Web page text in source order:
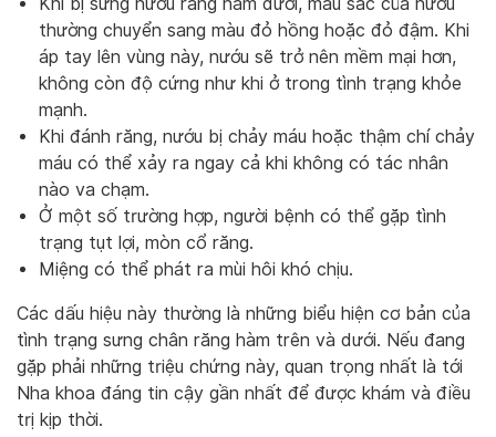
Khi bị sưng nướu răng hàm dưới, màu sắc của nướu
thường chuyển sang màu đỏ hồng hoặc đỏ đậm. Khi
áp tay lên vùng này, nướu sẽ trở nên mềm mại hơn,
không còn độ cứng như khi ở trong tình trạng khỏe
mạnh.
Khi đánh răng, nướu bị chảy máu hoặc thậm chí chảy
máu có thể xảy ra ngay cả khi không có tác nhân
nào va chạm.
Ở một số trường hợp, người bệnh có thể gặp tình
trạng tụt lợi, mòn cổ răng.
Miệng có thể phát ra mùi hôi khó chịu.
Các dấu hiệu này thường là những biểu hiện cơ bản của
tình trạng sưng chân răng hàm trên và dưới. Nếu đang
gặp phải những triệu chứng này, quan trọng nhất là tới
Nha khoa đáng tin cậy gần nhất để được khám và điều
trị kịp thời.